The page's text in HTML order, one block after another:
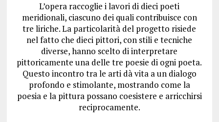
L’opera raccoglie i lavori di dieci poeti
meridionali, ciascuno dei quali contribuisce con
tre liriche. La particolarità del progetto risiede
nel fatto che dieci pittori, con stili e tecniche
diverse, hanno scelto di interpretare
pittoricamente una delle tre poesie di ogni poeta.
Questo incontro tra le arti dà vita a un dialogo
profondo e stimolante, mostrando come la
poesia e la pittura possano coesistere e arricchirsi
reciprocamente.